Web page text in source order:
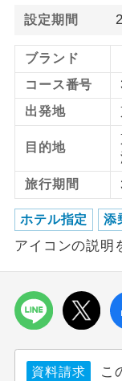
設定期間
ブランド
コース番号
出発地
目的地
旅行期間
ホテル指定 添
アイコンの説明
資料請求 こ
ご夫婦限定
女性限定
年齢制限あり
航空会社指定
ホテル指定
おひとり様バ
ス2席利用